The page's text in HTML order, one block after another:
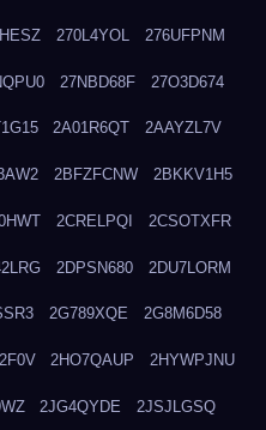
270L4YOL 276UFPNM
27NBD68F 27O3D674
2A01R6QT 2AAYZL7V
2BFZFCNW 2BKKV1H5
2CRELPQI 2CSOTXFR
2DPSN680 2DU7LORM
2G789XQE 2G8M6D58
2HO7QAUP 2HYWPJNU
2JG4QYDE 2JSJLGSQ